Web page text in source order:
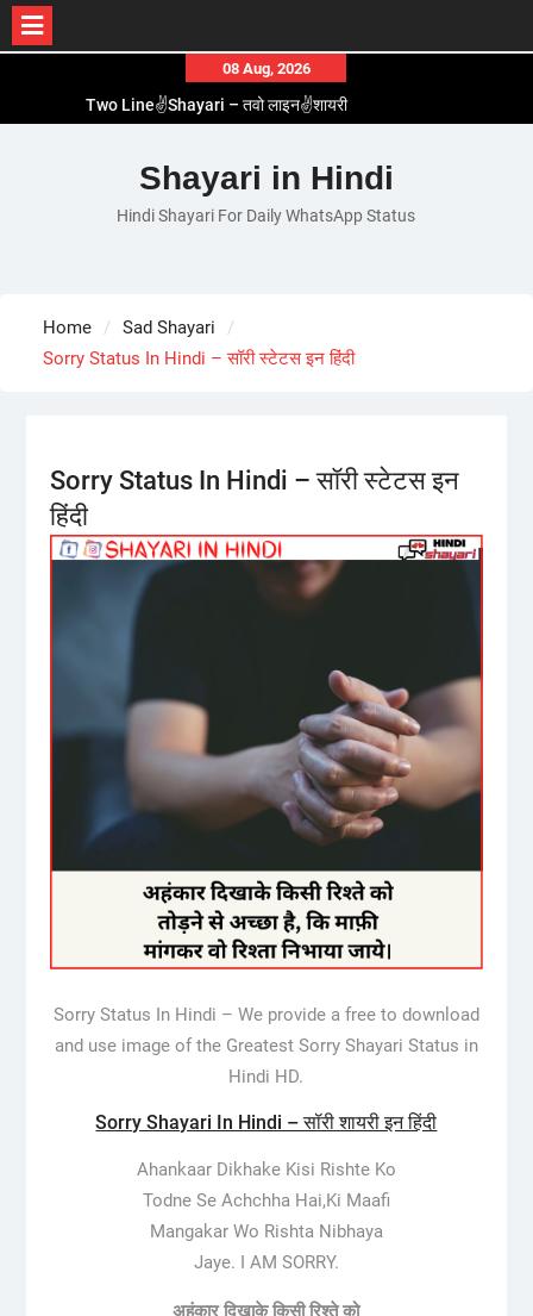
content
08 Aug, 2026
Two Line✌️Shayari – तवो लाइन✌️शायरी
Romantic Love😽Status – रोमांटिक लव😽स्टेटस
Love🥳Poetry In Hindi – लव🥳पोएट्री इन हिंदी
1 Line☝️Shayari In Hindi – १ लाइन☝️शायरी इन हिंदी
Shayari in Hindi
Hindi Shayari For Daily WhatsApp Status
Home
Sad Shayari
Sorry Status In Hindi – सॉरी स्टेटस इन हिंदी
Sorry Status In Hindi – सॉरी स्टेटस इन
हिंदी
Sorry Status In Hindi – We provide a free to download
and use image of the Greatest Sorry Shayari Status in
Hindi HD.
Sorry Shayari In Hindi – सॉरी शायरी इन हिंदी
Ahankaar Dikhake Kisi Rishte Ko
Todne Se Achchha Hai,Ki Maafi
Mangakar Wo Rishta Nibhaya
Jaye. I AM SORRY.
अहंकार दिखाके किसी रिश्ते को